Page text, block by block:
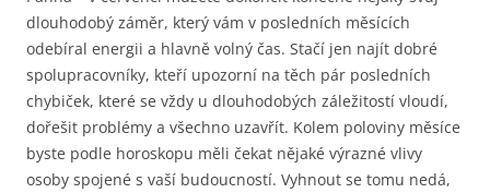
dlouhodobý záměr, který vám v posledních měsících
odebíral energii a hlavně volný čas. Stačí jen najít dobré
spolupracovníky, kteří upozorní na těch pár posledních
chybiček, které se vždy u dlouhodobých záležitostí vloudí,
dořešit problémy a všechno uzavřít. Kolem poloviny měsíce
byste podle horoskopu měli čekat nějaké výrazné vlivy
osoby spojené s vaší budoucností. Vyhnout se tomu nedá,